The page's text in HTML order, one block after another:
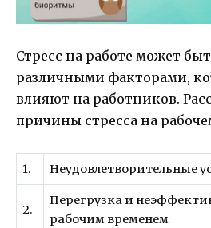
Стресс на работе может
различными факторами,
влияют на работников.
причины стресса на
1. Неудовлетворительные
2.
Перегрузка и
рабочим временем